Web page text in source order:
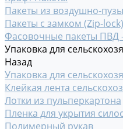
Пакеты из воздушно-
Пакеты с замком (Zip-lock)
Фасовочные пакеты
Упаковка для
Назад
Упаковка для
Клейкая лента
Лотки из пульперкартона
Пленка для укрытия
Полимерный рукав